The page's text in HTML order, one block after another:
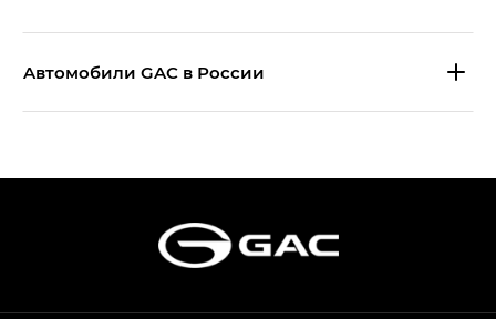
Aвтомобили GAC в России
Эс Икс ПРЕМИУМ — SX PREMIUM
S7 — Эс 7 (S7) в комплектациях
Эс Икс ПРЕМИУМ — SX PREMIUM, Эс Тэ — ST
в комплектации Экс ПРЕМИУМ — EX PREMIUM